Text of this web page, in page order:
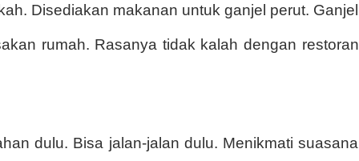
Disediakan makanan untuk ganjel perut. Ganjel
rumah. Rasanya tidak kalah dengan restoran
dulu. Bisa jalan-jalan dulu. Menikmati suasana